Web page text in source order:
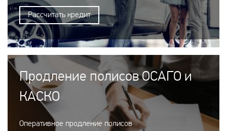
Рассчитать кредит
Продление полисов ОСАГО и
КАСКО
Оперативное продление полисов